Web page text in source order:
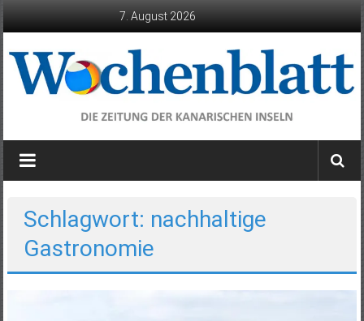
7. August 2026
Wochenblatt
die
Kanarischen
Inseln
Schlagwort: nachhaltige
Gastronomie